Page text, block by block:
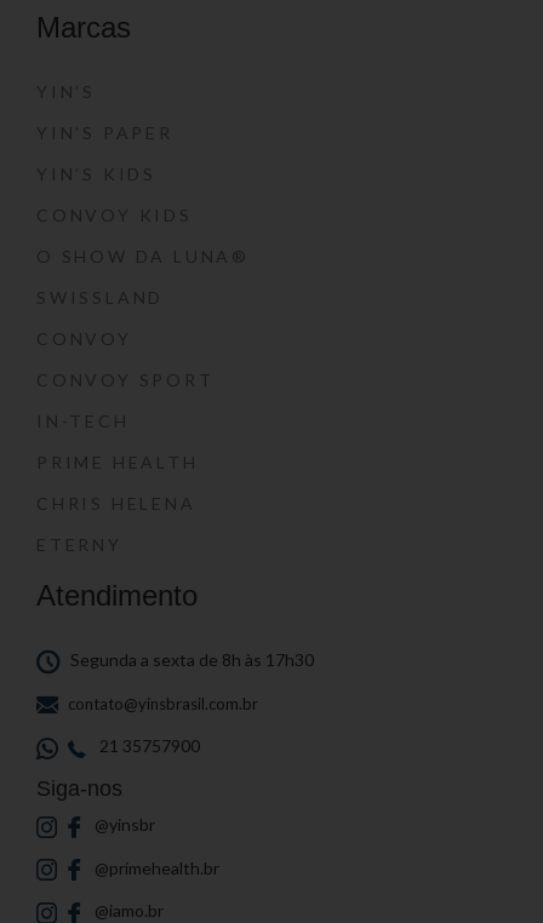
Marcas
YIN’S
YIN’S PAPER
YIN’S KIDS
CONVOY KIDS
O SHOW DA LUNA®
SWISSLAND
CONVOY
CONVOY SPORT
IN-TECH
PRIME HEALTH
CHRIS HELENA
ETERNY
Atendimento
Segunda a sexta de 8h às 17h30
contato@yinsbrasil.com.br
21 35757900
Siga-nos
@yinsbr
@primehealth.br
@iamo.br